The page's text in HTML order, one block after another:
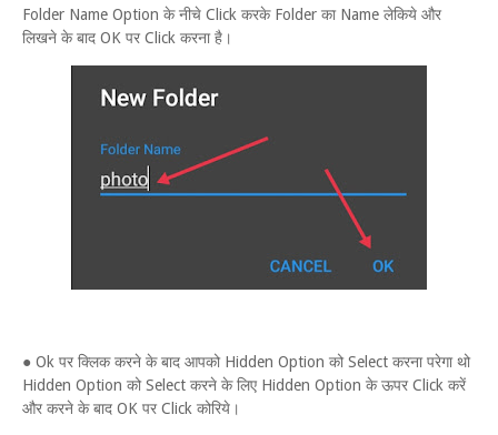
Folder Name Option के नीचे Click करके Folder का Name लेकिये और
लिखने के बाद OK पर Click करना है।
● Ok पर क्लिक करने के बाद आपको Hidden Option को Select करना परेगा थो
Hidden Option को Select करने के लिए Hidden Option के ऊपर Click करें
और करने के बाद OK पर Click कोरिये।